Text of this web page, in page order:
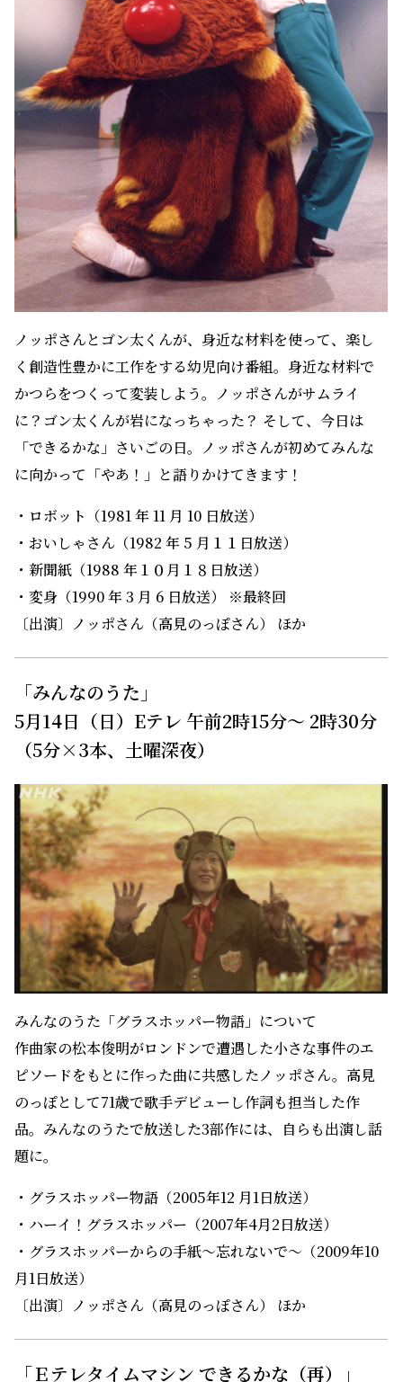
ノッポさんとゴン太くんが、身近な材料を使って、楽し
く創造性豊かに工作をする幼児向け番組。身近な材料で
かつらをつくって変装しよう。ノッポさんがサムライ
に？ゴン太くんが岩になっちゃった？ そして、今日は
「できるかな」さいごの日。ノッポさんが初めてみんな
に向かって「やあ！」と語りかけてきます！
・ロボット（1981 年 11 月 10 日放送）
・おいしゃさん（1982 年 5 月１１日放送）
・新聞紙（1988 年１０月１８日放送）
・変身（1990 年 3 月 6 日放送） ※最終回
〔出演〕ノッポさん（高見のっぽさん） ほか
「みんなのうた」
5月14日（日）Eテレ 午前2時15分～ 2時30分
（5分×3本、土曜深夜）
みんなのうた「グラスホッパー物語」について
作曲家の松本俊明がロンドンで遭遇した小さな事件のエ
ピソードをもとに作った曲に共感したノッポさん。高見
のっぽとして71歳で歌手デビューし作詞も担当した作
品。みんなのうたで放送した3部作には、自らも出演し話
題に。
・グラスホッパー物語（2005年12 月1日放送）
・ハーイ！グラスホッパー（2007年4月2日放送）
・グラスホッパーからの手紙～忘れないで～（2009年10
月1日放送）
〔出演〕ノッポさん（高見のっぽさん） ほか
「Ｅテレタイムマシン できるかな（再）」